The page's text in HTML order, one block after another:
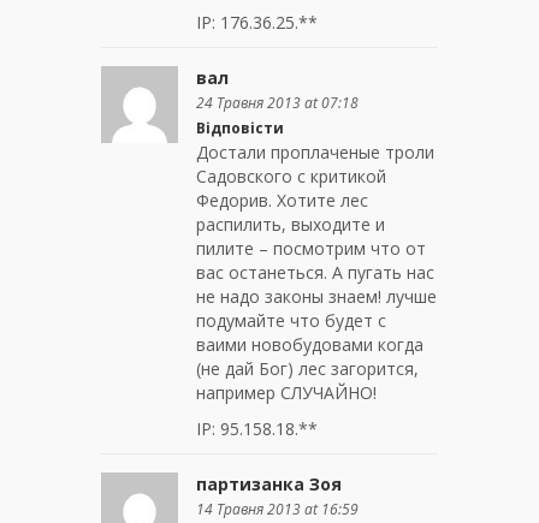
IP: 176.36.25.**
вал
24 Травня 2013 at 07:18
Відповісти
Достали проплаченые троли
Садовского с критикой
Федорив. Хотите лес
распилить, выходите и
пилите – посмотрим что от
вас останеться. А пугать нас
не надо законы знаем! лучше
подумайте что будет с
ваими новобудовами когда
(не дай Бог) лес загорится,
например СЛУЧАЙНО!
IP: 95.158.18.**
партизанка Зоя
14 Травня 2013 at 16:59